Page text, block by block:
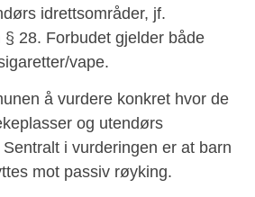
idrettsområder, jf.
28. Forbudet gjelder både
vape.
å vurdere konkret hvor de
og utendørs
i vurderingen er at barn
mot passiv røyking.